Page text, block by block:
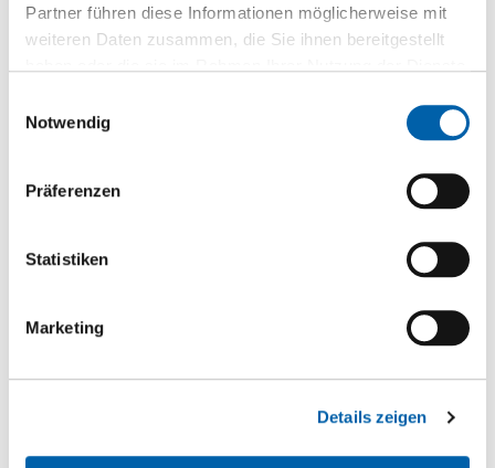
Partner führen diese Informationen möglicherweise mit
weiteren Daten zusammen, die Sie ihnen bereitgestellt
Notwendig
Präferenzen
Statistiken
Marketing
Details zeigen
Zur Produktseite